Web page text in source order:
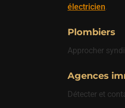
électricien.
Plombiers
Approcher
Agences
Détecter et